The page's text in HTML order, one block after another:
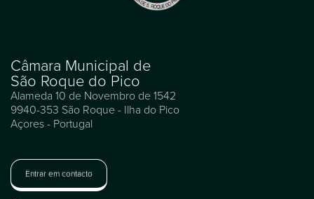
Câmara Municipal de
São Roque do Pico
Alameda 10 de Novembro de 1542
9940-353 São Roque - Ilha do Pico
Açores - Portugal
Entrar em contacto